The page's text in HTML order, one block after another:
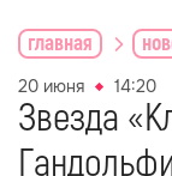
главная
20 июня 14:20
Звезда